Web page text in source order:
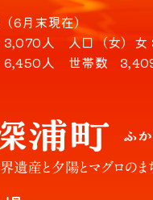
6月末現在）
3,070人 人口（女） 女
6,450人 世帯数